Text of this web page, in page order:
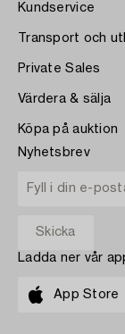
Kundservice
Transport och
Private Sales
Värdera & sälja
Köpa på auktion
Nyhetsbrev
Ladda ner vår
App Store